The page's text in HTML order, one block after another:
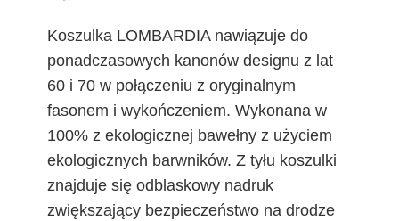
Koszulka LOMBARDIA nawiązuje do
ponadczasowych kanonów designu z lat
60 i 70 w połączeniu z oryginalnym
fasonem i wykończeniem. Wykonana w
100% z ekologicznej bawełny z użyciem
ekologicznych barwników. Z tyłu koszulki
znajduje się odblaskowy nadruk
zwiększający bezpieczeństwo na drodze